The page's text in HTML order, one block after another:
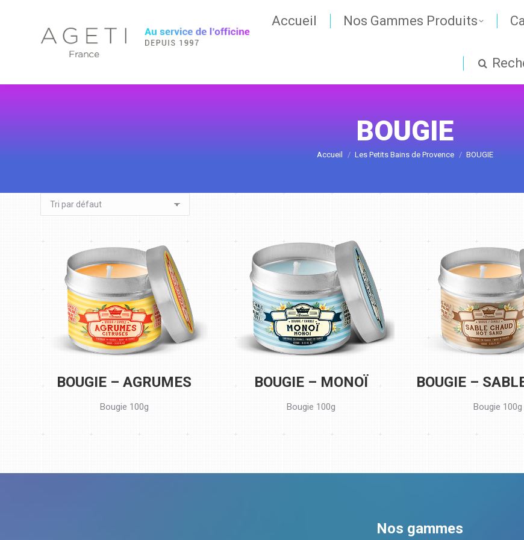
Accueil Nos Gammes Produits
BOUGIE
Vous êtes ici :
Accueil Les Petits Bains de Provence BOUGIE
BOUGIE – AGRUMES
Bougie 100g
BOUGIE – MONOÏ
Bougie 100g
BOUGIE –
Bougie 100g
Nos gammes